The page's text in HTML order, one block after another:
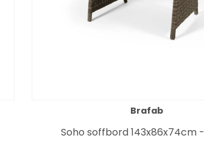
Brafab
Soho soffbord 143x86x74cm